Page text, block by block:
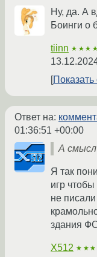
Ну, да. А
Боинги о
tiinn
Показать
Ответ на:
01:36:51 +00:00
А
Я так
игр
не
здания
X512